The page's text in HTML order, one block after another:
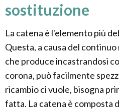
sostituzione
La catena è l'elemento più
Questa, a causa del
che produce incastrandosi
corona, può facilmente
ricambio ci vuole, bisogna
fatta. La catena è composta